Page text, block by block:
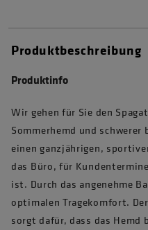
Produktbeschreibung
Produktinfo
Wir gehen für Sie den
Sommerhemd und
einen ganzjährigen,
das Büro, für
ist. Durch das angenehme
optimalen Tragekomfort.
sorgt dafür, dass das